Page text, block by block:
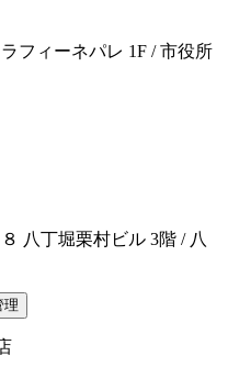
フィーネパレ 1F / 市役所
八丁堀栗村ビル 3階 / 八
理